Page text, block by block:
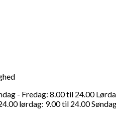
- Fredag: 8.00 til 24.00
lørdag: 9.00 til 24.00